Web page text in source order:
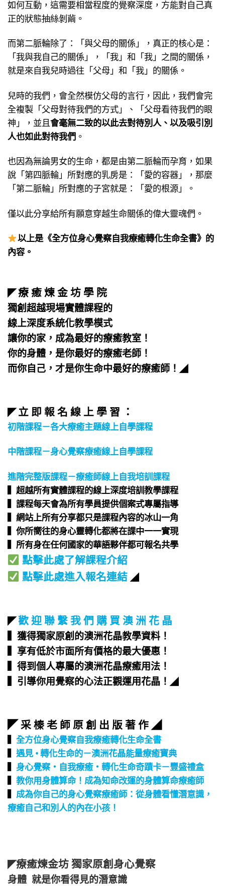
如何互動，這需要相當程度的覺察深度，方能對自己真
正的狀態抽絲剝繭。
而第二脈輪除了：「與父母的關係」，真正的核心是：
「我與我自己的關係」，「我」和「我」之間的關係，
就是來自我兒時過往「父母」和「我」的關係。
兒時的我們，會全然模仿父母的言行，因此，我們會完
全複製「父母對待我們的方式」、「父母看待我們的眼
神」，並且會毫無二致的以此去對待別人、以及吸引別
人也如此對待我們 。
也因為無論男女的生命，都是由第二脈輪而孕育，如果
說「第四脈輪」所對應的乳房是：「愛的容器」，那麼
「第二脈輪」所對應的子宮就是：「愛的根源」。
僅以此分享給所有願意穿越生命關係的偉大靈魂們。
以上是《全方位身心覺察自我療癒轉化生命全書》的
內容。
◤療 癒 煉 金 坊 學 院
獨創超越現場實體課程的
線上深度系統化教學模式
讓你的家，成為最好的療癒教室！
你的身體，是你最好的療癒老師！
而你自己，才是你生命中最好的療癒師！ ◢
◤立 即 報 名 線 上 學 習 ：
初階課程－各大療癒主題線上自學課程
中階課程－身心覺察療癒線上自學課程
進階完整版課程－療癒師線上自我培訓課程
▍超越所有實體課程的線上深度培訓教學課程​
▍課程每天會為所有學員提供個案式專屬指導​
▍網站上所有分享都只是課程內容的冰山一角​
▍你所嚮往的身心靈轉化都將在課中一一實現​
▍所有身在任何國家的華語夥伴都可報名共學​
點擊此處了解課程介紹
點擊此處進入報名連結 ◢
◤歡 迎 聯 繫 我 們 購 買 澳 洲 花 晶
▍獲得獨家原創的澳洲花晶教學資料！
▍享有低於市面所有價格的最大優惠！
▍得到個人專屬的澳洲花晶療癒用法！
▍引導你用覺察的心法正觀運用花晶！ ◢
◤ 采 榛 老 師 原 創 出 版 著 作 ◢
▍ 全方位身心覺察自我療癒轉化生命全書
▍ 遇見 • 轉化生命的－澳洲花晶能量療癒寶典
▍ 身心覺察‧自我療癒‧轉化生命奇蹟卡－豐盛禮盒
▍ 教你用身體算命！成為知命改運的身體算命療癒師
▍ 成為你自己的身心覺察療癒師：從身體看懂潛意識，
療癒自己和別人的內在小孩！
◤療癒煉金坊 獨家原創身心覺察
身體 就是你看得見的潛意識